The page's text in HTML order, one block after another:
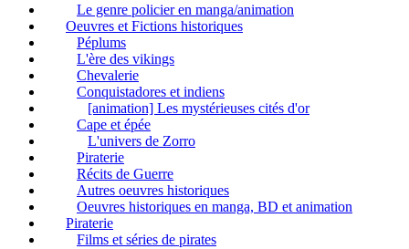
Le genre policier en manga/animation
Oeuvres et Fictions historiques
Péplums
L'ère des vikings
Chevalerie
Conquistadores et indiens
[animation] Les mystérieuses cités d'or
Cape et épée
L'univers de Zorro
Piraterie
Récits de Guerre
Autres oeuvres historiques
Oeuvres historiques en manga, BD et animation
Piraterie
Films et séries de pirates